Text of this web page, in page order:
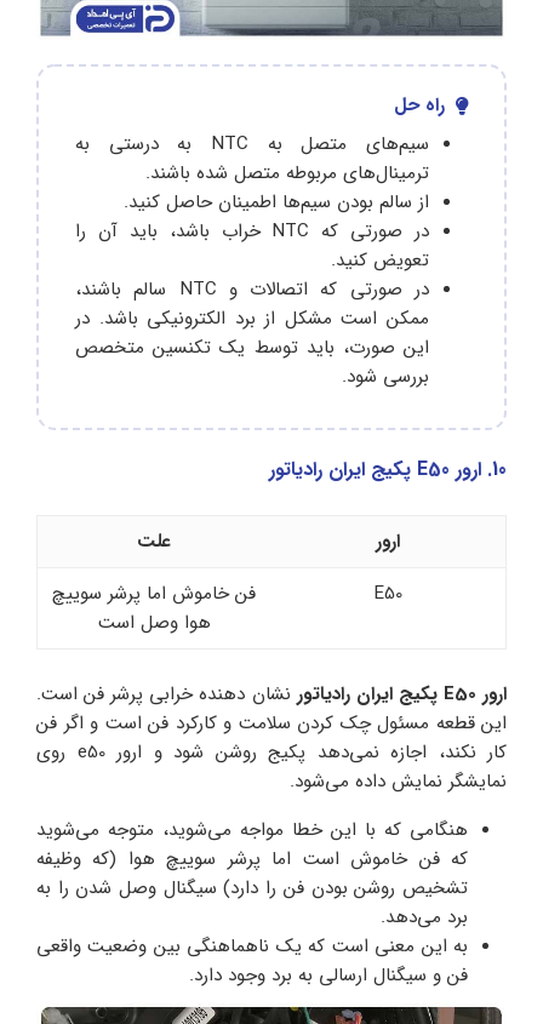
راه حل
سیم‌های متصل به NTC به درستی به
ترمینال‌های مربوطه متصل شده باشند.
از سالم بودن سیم‌ها اطمینان حاصل کنید.
در صورتی که NTC خراب باشد، باید آن را
تعویض کنید.
در صورتی که اتصالات و NTC سالم باشند،
ممکن است مشکل از برد الکترونیکی باشد. در
این صورت، باید توسط یک تکنسین متخصص
بررسی شود.
10. ارور E50 پکیج ایران رادیاتور
ارور
علت
E50
فن خاموش اما پرشر سوییچ
هوا وصل است
ارور E50 پکیج ایران رادیاتور
نشان دهنده خرابی پرشر فن است.
این قطعه مسئول چک کردن سلامت و کارکرد فن است و اگر فن
کار نکند، اجازه نمی‌دهد پکیج روشن شود و ارور e50 روی
نمایشگر نمایش داده می‌شود.
هنگامی که با این خطا مواجه می‌شوید، متوجه می‌شوید
که فن خاموش است اما پرشر سوییچ هوا (که وظیفه
تشخیص روشن بودن فن را دارد) سیگنال وصل شدن را به
برد می‌دهد.
به این معنی است که یک ناهماهنگی بین وضعیت واقعی
فن و سیگنال ارسالی به برد وجود دارد.